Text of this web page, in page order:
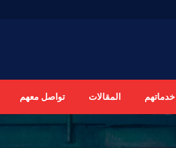
خدماتهم المقالات تواصل معهم